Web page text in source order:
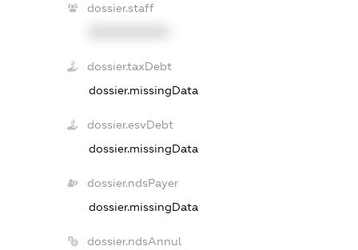
dossier.staff
dossier.taxDebt
dossier.missingData
dossier.esvDebt
dossier.missingData
dossier.ndsPayer
dossier.missingData
dossier.ndsAnnul